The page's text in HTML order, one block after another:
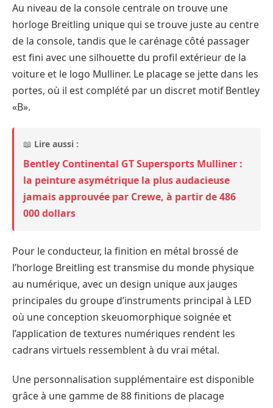
Au niveau de la console centrale on trouve une
horloge Breitling unique qui se trouve juste au centre
de la console, tandis que le carénage côté passager
est fini avec une silhouette du profil extérieur de la
voiture et le logo Mulliner. Le placage se jette dans les
portes, où il est complété par un discret motif Bentley
«B».
📖 Lire aussi :
Bentley Continental GT Supersports Mulliner :
la peinture asymétrique la plus audacieuse
jamais approuvée par Crewe, à partir de 486
000 dollars
Pour le conducteur, la finition en métal brossé de
l’horloge Breitling est transmise du monde physique
au numérique, avec un design unique aux jauges
principales du groupe d’instruments principal à LED
où une conception skeuomorphique soignée et
l’application de textures numériques rendent les
cadrans virtuels ressemblent à du vrai métal.
Une personnalisation supplémentaire est disponible
grâce à une gamme de 88 finitions de placage